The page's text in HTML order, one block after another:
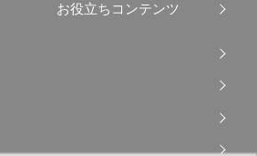
お役立ちコンテンツ